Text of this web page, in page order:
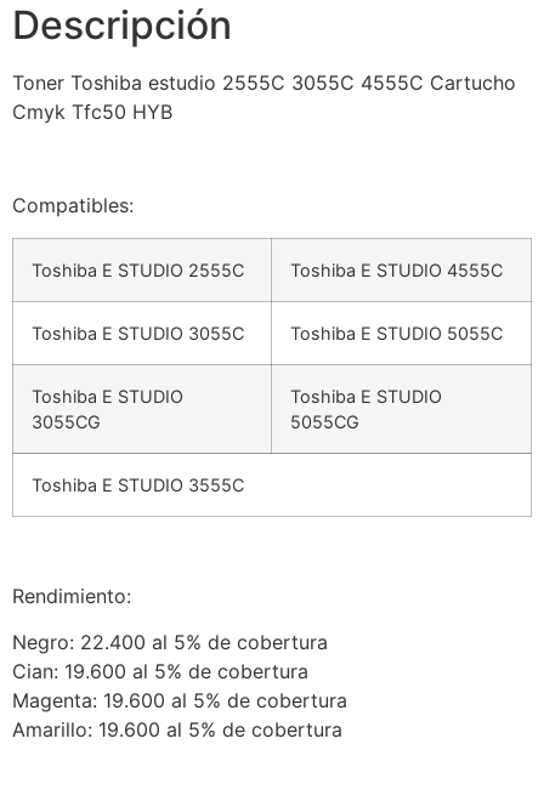
Descripción
Toner Toshiba estudio 2555C 3055C 4555C Cartucho
Cmyk Tfc50 HYB
Compatibles:
Toshiba E STUDIO 2555C Toshiba E STUDIO 4555C
Toshiba E STUDIO 3055C Toshiba E STUDIO 5055C
Toshiba E STUDIO
3055CG
Toshiba E STUDIO
5055CG
Toshiba E STUDIO 3555C
Rendimiento:
Negro: 22.400 al 5% de cobertura
Cian: 19.600 al 5% de cobertura
Magenta: 19.600 al 5% de cobertura
Amarillo: 19.600 al 5% de cobertura